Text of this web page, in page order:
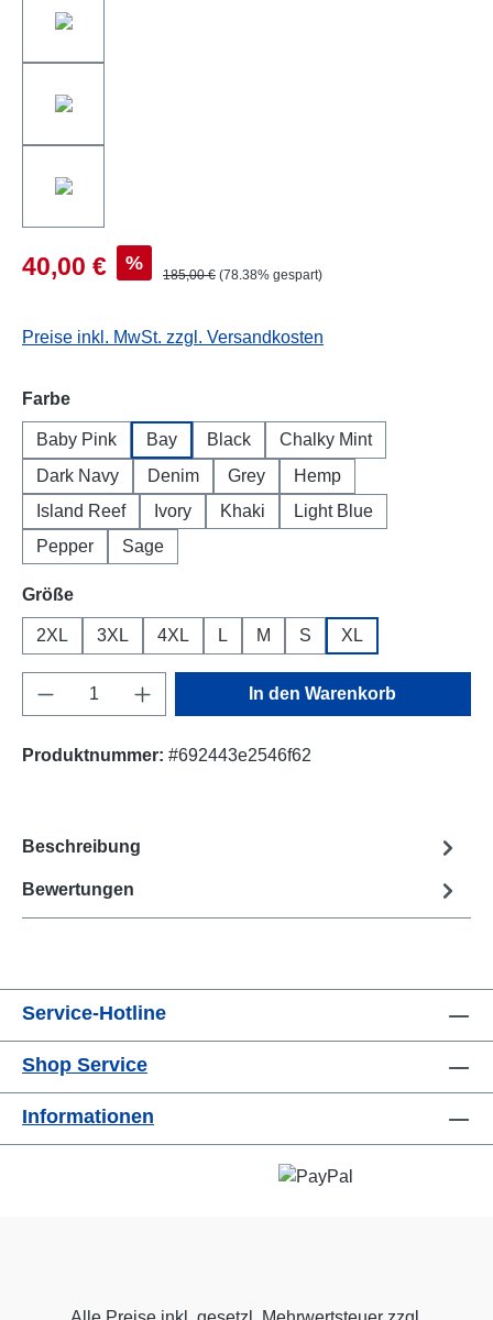
40,00 € %
185,00 € (78.38% gespart)
Preise inkl. MwSt. zzgl. Versandkosten
Farbeauswählen
Baby Pink Bay Black
Chalky Mint
Dark Navy
Denim Grey
Hemp
Island Reef
Ivory Khaki
Light Blue
Pepper
Sage
Größeauswählen
2XL 3XL 4XL L M S XL
Produkt Anzahl: Gib den gewünschten
In den Warenkorb
Produktnummer: #692443e2546f62
Beschreibung
Bewertungen
Service-Hotline
Shop Service
Informationen